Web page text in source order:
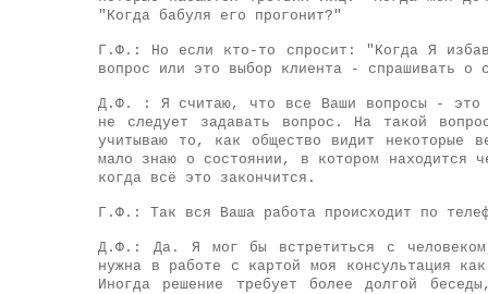
"Когда бабуля его прогонит?"
Г.Ф.: Но если кто-то спросит: "Когда Я
вопрос или это выбор клиента - спрашивать о
Д.Ф. : Я считаю, что все Ваши вопросы - это
не следует задавать вопрос. На такой
учитываю то, как общество видит некоторые
мало знаю о состоянии, в котором находится
когда всё это закончится.
Г.Ф.: Так вся Ваша работа происходит по
Д.Ф.: Да. Я мог бы встретиться с человеком,
нужна в работе с картой моя консультация
Иногда решение требует более долгой